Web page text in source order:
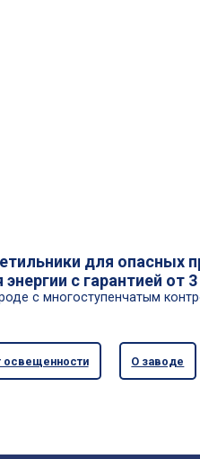
для опасных
с гарантией от
с многоступенчатым
освещенности О заводе